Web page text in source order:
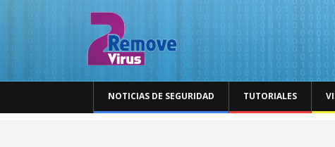
NOTICIAS DE SEGURIDAD TUTORIALES